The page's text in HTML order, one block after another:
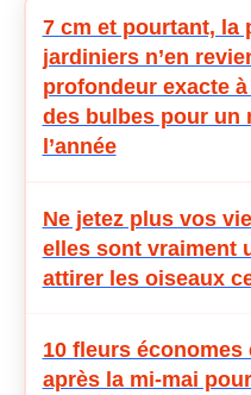
7 cm et pourtant, la
jardiniers n’en
profondeur exacte
des bulbes pour un
l’année
Ne jetez plus vos
elles sont vraiment
attirer les oiseaux
10 fleurs économes
après la mi-mai